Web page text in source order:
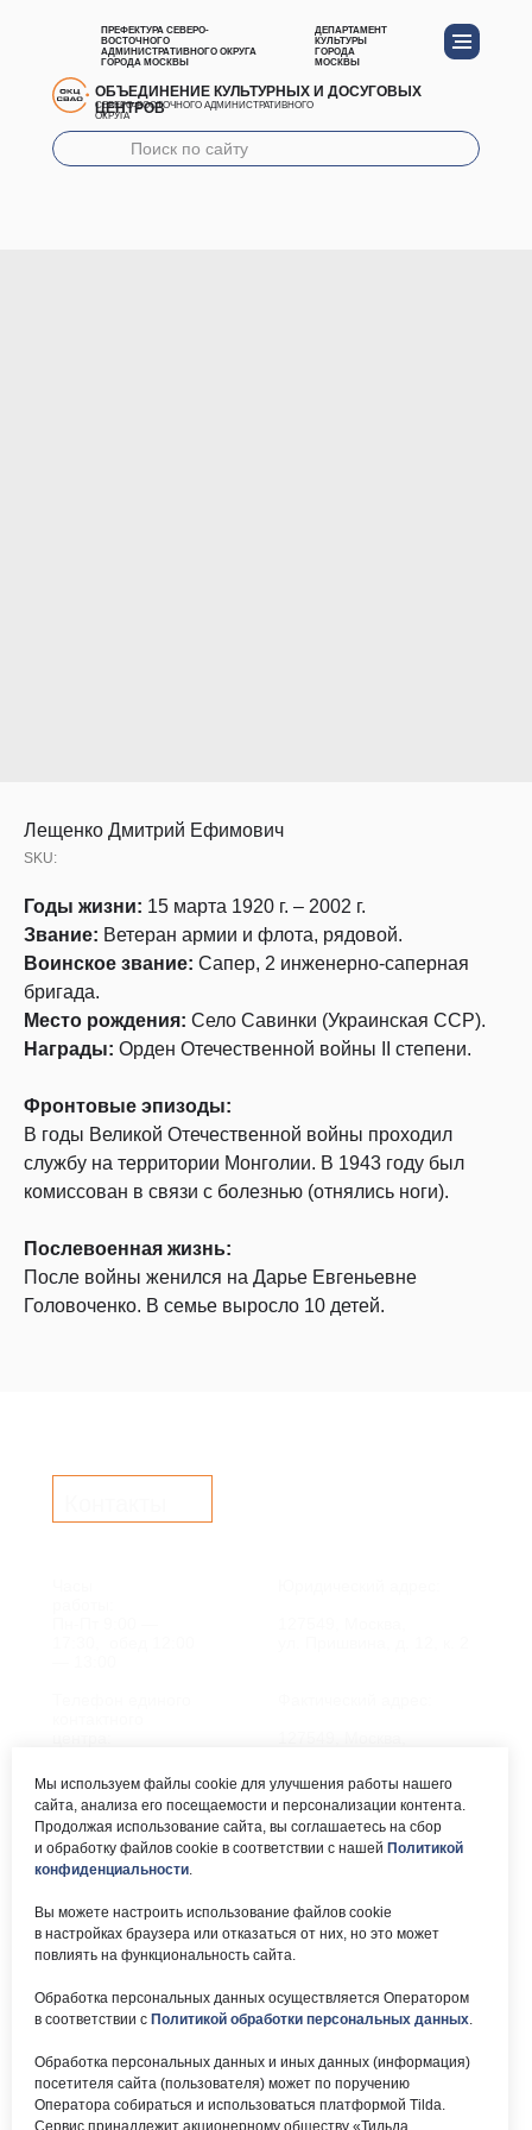
ПРЕФЕКТУРА СЕВЕРО-
ВОСТОЧНОГО
АДМИНИСТРАТИВНОГО ОКРУГА
ГОРОДА МОСКВЫ
ДЕПАРТАМЕНТ
КУЛЬТУРЫ
ГОРОДА
МОСКВЫ
ОБЪЕДИНЕНИЕ КУЛЬТУРНЫХ И ДОСУГОВЫХ
ЦЕНТРОВ
СЕВЕРО-ВОСТОЧНОГО АДМИНИСТРАТИВНОГО
ОКРУГА
Лещенко Дмитрий Ефимович
SKU:
Годы жизни: 15 марта 1920 г. – 2002 г.
Звание: Ветеран армии и флота, рядовой.
Воинское звание: Сапер, 2 инженерно-саперная
бригада.
Место рождения: Село Савинки (Украинская ССР).
Награды: Орден Отечественной войны II степени.
Фронтовые эпизоды:
В годы Великой Отечественной войны проходил
службу на территории Монголии. В 1943 году был
комиссован в связи с болезнью (отнялись ноги).
Послевоенная жизнь:
После войны женился на Дарье Евгеньевне
Головоченко. В семье выросло 10 детей.
okc-
svao@svao.mos.ru
Почта:
Об учреждении:
О ГБУ «ОКЦ СВАО»
Электронный каталог:
Результаты НОК
Электронные ресурсы:
Национальная
Каталог Библиотек
электронная детская
библиотека
Мы используем файлы cookie для улучшения работы нашего
сайта, анализа его посещаемости и персонализации контента.
Продолжая использование сайта, вы соглашаетесь на сбор
и обработку файлов cookie в соответствии с нашей Политикой
конфиденциальности.
Вы можете настроить использование файлов cookie
в настройках браузера или отказаться от них, но это может
повлиять на функциональность сайта.
Обработка персональных данных осуществляется Оператором
в соответствии с Политикой обработки персональных данных.
Обработка персональных данных и иных данных (информация)
посетителя сайта (пользователя) может по поручению
Оператора собираться и использоваться платформой Tilda.